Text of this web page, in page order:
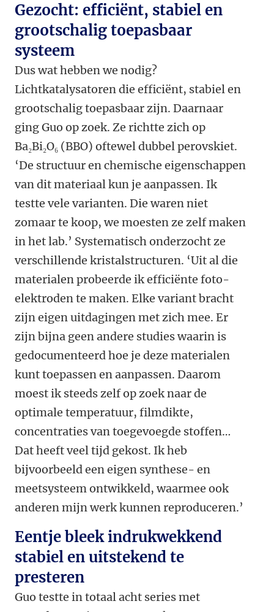
Gezocht: efficiënt, stabiel en
grootschalig toepasbaar
systeem
Dus wat hebben we nodig?
Lichtkatalysatoren die efficiënt, stabiel en
grootschalig toepasbaar zijn. Daarnaar
ging Guo op zoek. Ze richtte zich op
Ba₂Bi₂O₆ (BBO) oftewel dubbel perovskiet.
‘De structuur en chemische eigenschappen
van dit materiaal kun je aanpassen. Ik
testte vele varianten. Die waren niet
zomaar te koop, we moesten ze zelf maken
in het lab.’ Systematisch onderzocht ze
verschillende kristalstructuren. ‘Uit al die
materialen probeerde ik efficiënte foto-
elektroden te maken. Elke variant bracht
zijn eigen uitdagingen met zich mee. Er
zijn bijna geen andere studies waarin is
gedocumenteerd hoe je deze materialen
kunt toepassen en aanpassen. Daarom
moest ik steeds zelf op zoek naar de
optimale temperatuur, filmdikte,
concentraties van toegevoegde stoffen…
Dat heeft veel tijd gekost. Ik heb
bijvoorbeeld een eigen synthese- en
meetsysteem ontwikkeld, waarmee ook
anderen mijn werk kunnen reproduceren.’
Eentje bleek indrukwekkend
stabiel en uitstekend te
presteren
Guo testte in totaal acht series met